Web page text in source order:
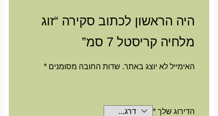
היה הראשון לכתוב סקירה “זוג
מלחיה קריסטל 7 סמ”
האימייל לא יוצג באתר. שדות החובה מסומנים*
הדירוג שלך*